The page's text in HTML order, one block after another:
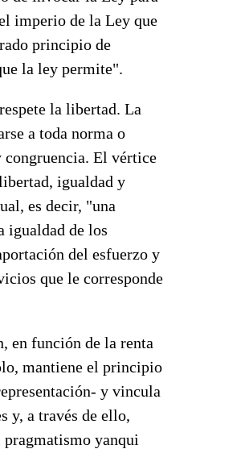
imperio de la Ley que
principio de
la ley permite".
la libertad. La
a toda norma o
El vértice
igualdad y
es decir, "una
igualdad de los
del esfuerzo y
que le corresponde
en función de la renta
mantiene el principio
y vincula
y, a través de ello,
pragmatismo yanqui